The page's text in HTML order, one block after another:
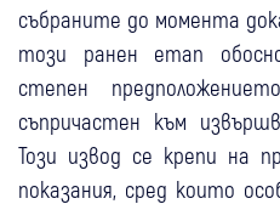
събраните до момента
този ранен етап
степен
съпричастен към
Този извод се крепи на
показания, сред които